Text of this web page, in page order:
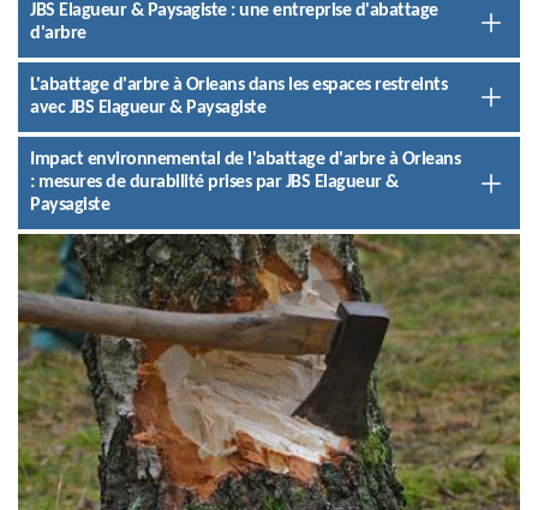
JBS Elagueur & Paysagiste : une entreprise d'abattage
d'arbre
L'abattage d'arbre à Orleans dans les espaces restreints
avec JBS Elagueur & Paysagiste
Impact environnemental de l'abattage d'arbre à Orleans
: mesures de durabilité prises par JBS Elagueur &
Paysagiste